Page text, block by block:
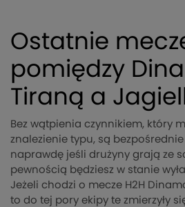
Ostatnie
pomiędzy
Tiraną a
Bez wątpienia czynnikiem, który
znalezienie typu, są
naprawdę jeśli drużyny grają ze
pewnością będziesz w stanie
Jeżeli chodzi o mecze H2H
to do tej pory ekipy te zmierzyły